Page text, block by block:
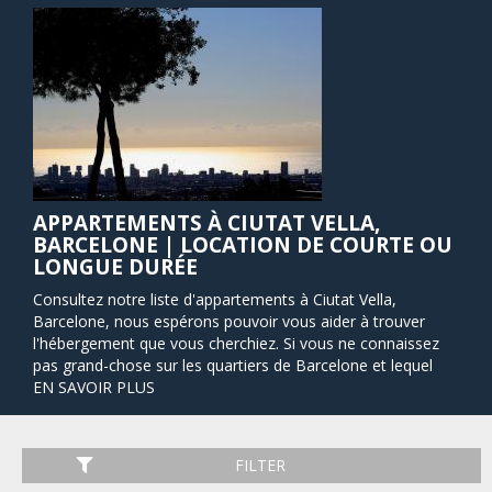
APPARTEMENTS À CIUTAT VELLA,
BARCELONE | LOCATION DE COURTE OU
LONGUE DURÉE
Consultez notre liste d'appartements à Ciutat Vella,
Barcelone, nous espérons pouvoir vous aider à trouver
l'hébergement que vous cherchiez. Si vous ne connaissez
pas grand-chose sur les quartiers de Barcelone et lequel
choisir, Barcelona Home a préparé un guide pour vous.
meilleur endroit pour passer un court séjour comme des
vacances, en raison de sa proximité avec de nombreuses
EN SAVOIR PLUS
FILTER